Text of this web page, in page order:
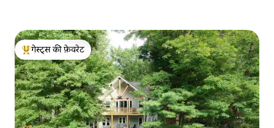
गेस्ट्स का टॉप फ़ेवरेट
गेस्ट्स की फ़ेवरेट